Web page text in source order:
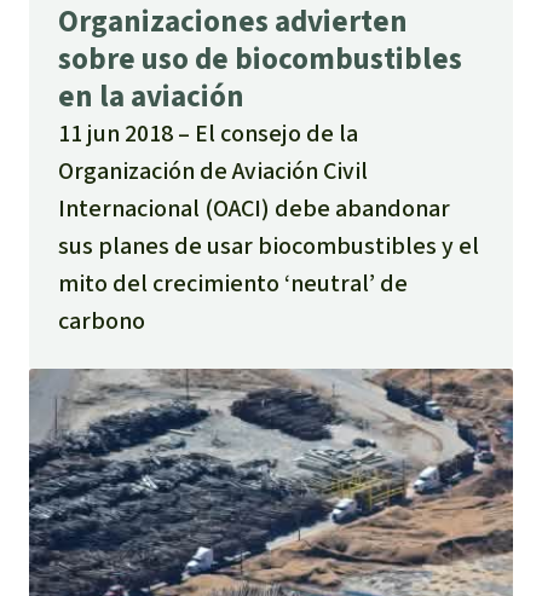
Organizaciones advierten
sobre uso de biocombustibles
en la aviación
11 jun 2018
El consejo de la
Organización de Aviación Civil
Internacional (OACI) debe abandonar
sus planes de usar biocombustibles y el
mito del crecimiento ‘neutral’ de
carbono